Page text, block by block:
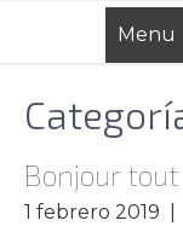
Menu
Bonjour
1 febrero 2019